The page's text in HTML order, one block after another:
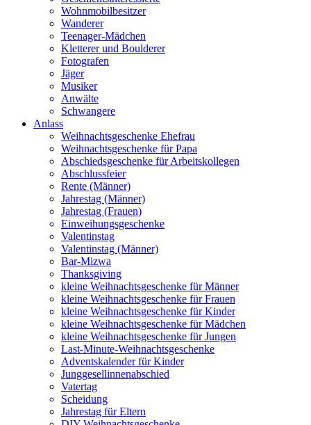
Wohnmobilbesitzer
Wanderer
Teenager-Mädchen
Kletterer und Boulderer
Fotografen
Jäger
Musiker
Anwälte
Schwangere
Anlass
Weihnachtsgeschenke Ehefrau
Weihnachtsgeschenke für Papa
Abschiedsgeschenke für Arbeitskollegen
Abschlussfeier
Rente (Männer)
Jahrestag (Männer)
Jahrestag (Frauen)
Einweihungsgeschenke
Valentinstag
Valentinstag (Männer)
Bar-Mizwa
Thanksgiving
kleine Weihnachtsgeschenke für Männer
kleine Weihnachtsgeschenke für Frauen
kleine Weihnachtsgeschenke für Kinder
kleine Weihnachtsgeschenke für Mädchen
kleine Weihnachtsgeschenke für Jungen
Last-Minute-Weihnachtsgeschenke
Adventskalender für Kinder
Junggesellinnenabschied
Vatertag
Scheidung
Jahrestag für Eltern